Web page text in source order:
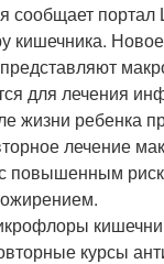
сообщает
кишечника.
для лечения
жизни ребенка
лечение
с повышенным
курсы